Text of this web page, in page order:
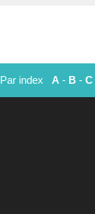
Par index A - B - C